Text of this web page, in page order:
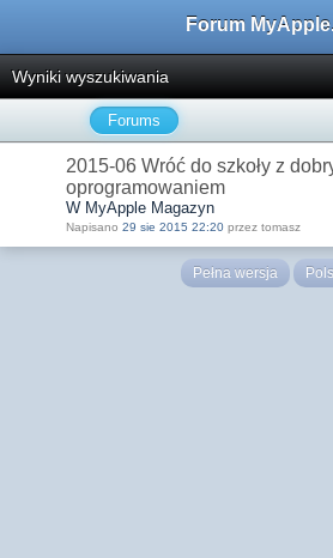
Forum
Wyniki wyszukiwania
Forums
2015-06 Wróć do szkoły z
oprogramowaniem
W MyApple Magazyn
Napisano 29 sie 2015 22:20 przez tomasz
Pełna wersja